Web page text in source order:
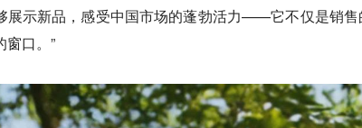
展示新品，感受中国市场的蓬勃活力——它不仅是销
窗口。”